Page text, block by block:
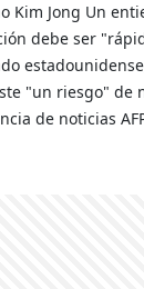
Kim Jong Un
debe ser
"un riesgo" de
de noticias